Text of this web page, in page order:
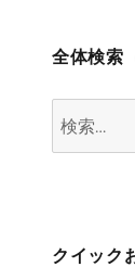
全体検索
クイック